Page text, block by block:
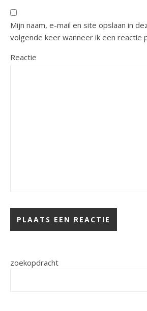
Mijn naam, e-mail en site opslaan in
volgende keer wanneer ik een reactie
Reactie
zoekopdracht